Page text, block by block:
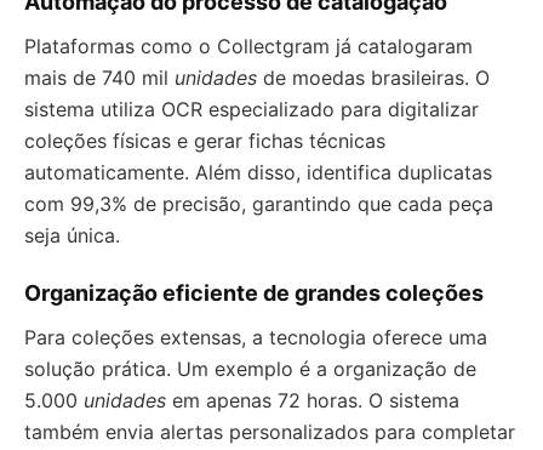
Plataformas como o Collectgram já catalogaram
mais de 740 mil unidades de moedas brasileiras. O
sistema utiliza OCR especializado para digitalizar
coleções físicas e gerar fichas técnicas
automaticamente. Além disso, identifica duplicatas
com 99,3% de precisão, garantindo que cada peça
seja única.
Organização eficiente de grandes coleções
Para coleções extensas, a tecnologia oferece uma
solução prática. Um exemplo é a organização de
5.000 unidades em apenas 72 horas. O sistema
também envia alertas personalizados para completar